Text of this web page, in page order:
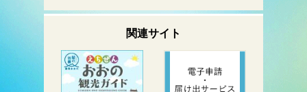
関連サイト